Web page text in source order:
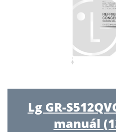
Lg GR-
manuál